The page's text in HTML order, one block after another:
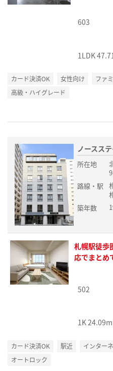
603
1LDK
カード決済OK 女性向け ファ
高級・ハイグレード
ノースス
所在地
路線・駅
築年数
札幌駅徒歩
応でまとめ
502
1K
カード決済OK 駅近 インター
オートロック